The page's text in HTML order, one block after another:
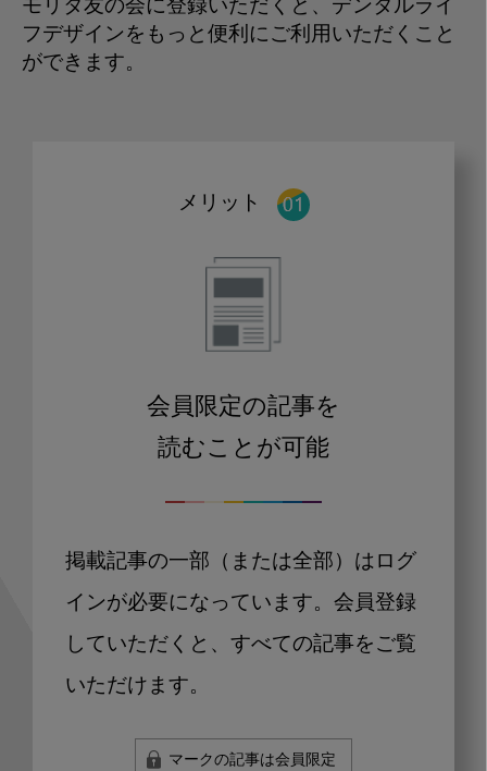
モリタ友の会に登録いただくと、デンタルライ
フデザインをもっと便利にご利用いただくこと
ができます。
メリット
会員限定の記事を
読むことが可能
掲載記事の一部（または全部）はログ
インが必要になっています。会員登録
していただくと、すべての記事をご覧
いただけます。
マークの記事は会員限定